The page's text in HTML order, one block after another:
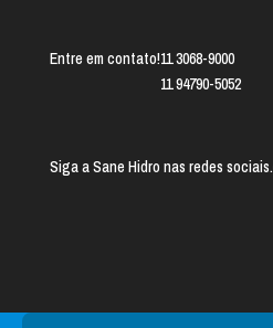
Entre em contato!11 3068-9000
11 94790-5052
Siga a Sane Hidro nas redes sociais.